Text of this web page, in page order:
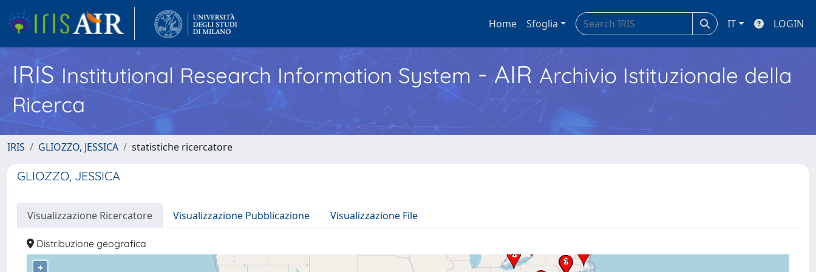
Home Sfoglia IT LOGIN
IRISInstitutional Research Information System - AIR Archivio Istituzionale della
Ricerca
IRIS GLIOZZO, JESSICA statistiche ricercatore
GLIOZZO, JESSICA
Visualizzazione Ricercatore Visualizzazione Pubblicazione Visualizzazione File
Distribuzione geografica
+